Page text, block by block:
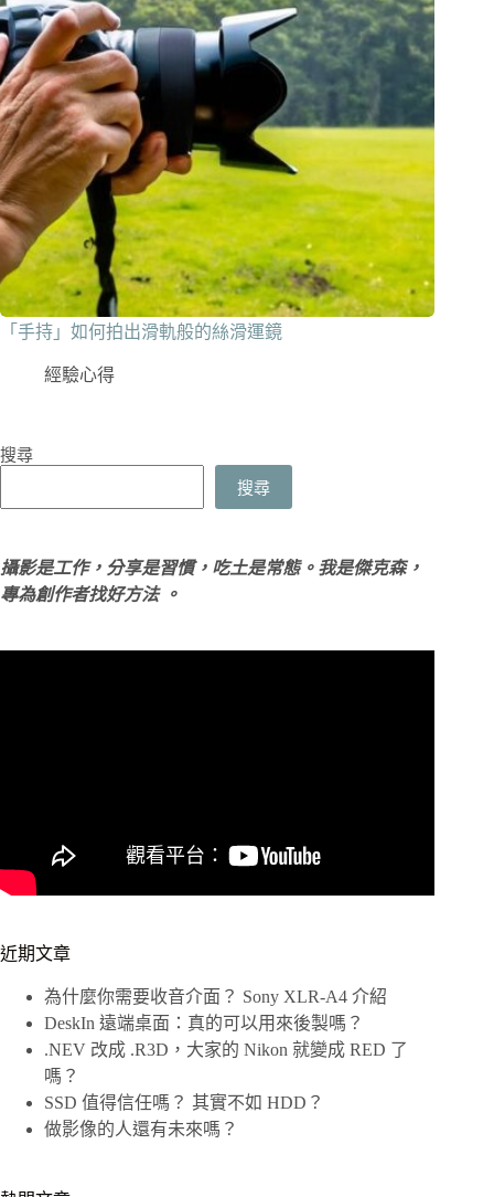
「手持」如何拍出滑軌般的絲滑運鏡
經驗心得
搜尋
搜尋
攝影是工作，分享是習慣，吃土是常態。我是傑克森，
專為創作者找好方法 。
近期文章
為什麼你需要收音介面？ Sony XLR-A4 介紹
DeskIn 遠端桌面：真的可以用來後製嗎？
.NEV 改成 .R3D，大家的 Nikon 就變成 RED 了
嗎？
SSD 值得信任嗎？ 其實不如 HDD？
做影像的人還有未來嗎？